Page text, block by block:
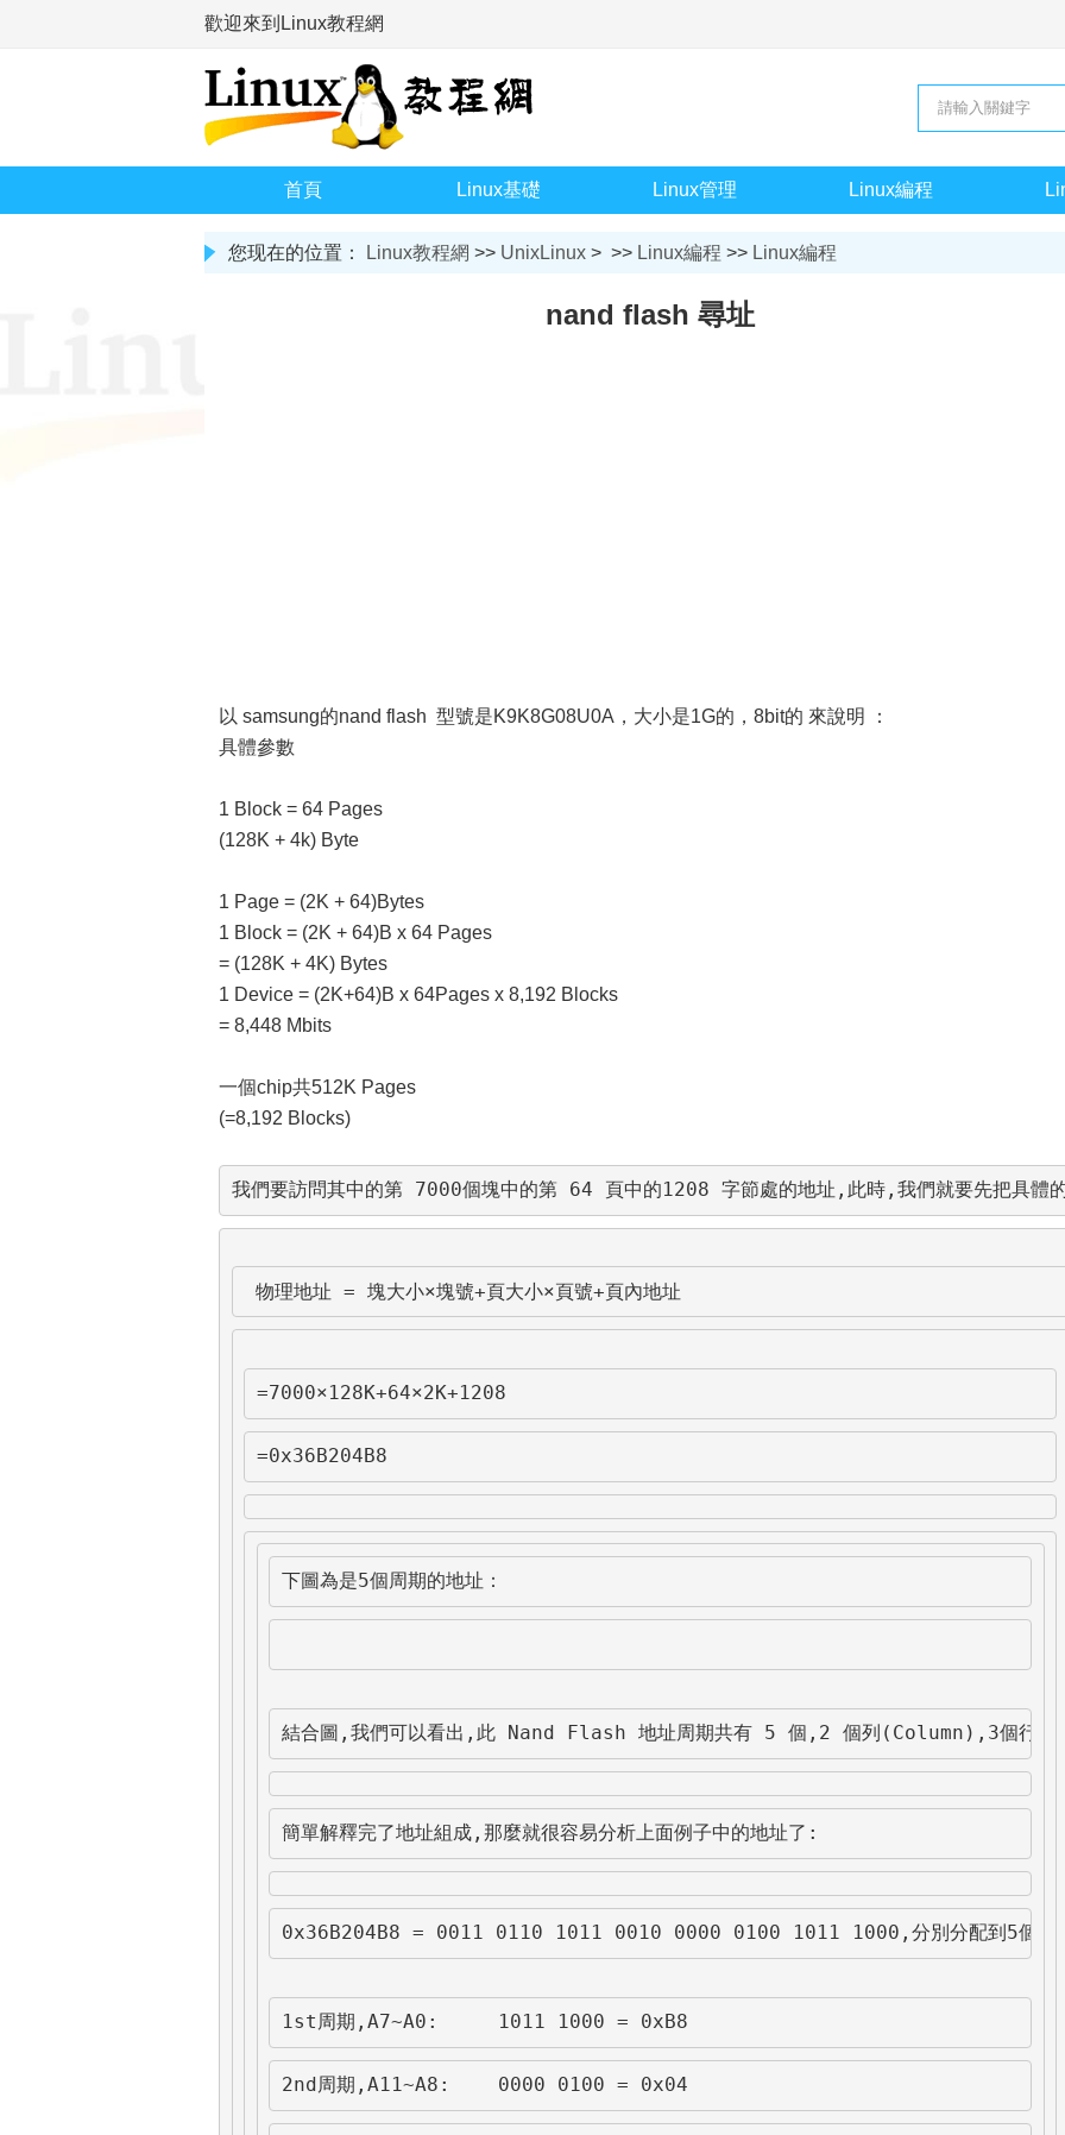
歡迎來到Linux教程網
首頁 Linux基礎 Linux管理 Linux編程
您现在的位置： Linux教程網 >> UnixLinux > >> Linux編程 >> Linux編程
nand flash 尋址
以 samsung的nand flash 型號是K9K8G08U0A，大小是1G的，8bit的 來說明 ：
具體參數
1 Block = 64 Pages
(128K + 4k) Byte
1 Page = (2K + 64)Bytes
1 Block = (2K + 64)B x 64 Pages
= (128K + 4K) Bytes
1 Device = (2K+64)B x 64Pages x 8,192 Blocks
= 8,448 Mbits
一個chip共512K Pages
(=8,192 Blocks)
我們要訪問其中的第 7000個塊中的第 64 頁中的1208 字節處的地址,此時,我們就要先把具體的
物理地址 = 塊大小×塊號+頁大小×頁號+頁內地址
=7000×128K+64×2K+1208
=0x36B204B8
下圖為是5個周期的地址：
結合圖,我們可以看出,此 Nand Flash 地址周期共有 5 個,2 個列(Column),3個行
簡單解釋完了地址組成,那麼就很容易分析上面例子中的地址了:
0x36B204B8 = 0011 0110 1011 0010 0000 0100 1011 1000,分別分配到5個地址
1st周期,A7~A0:     1011 1000 = 0xB8
2nd周期,A11~A8:    0000 0100 = 0x04